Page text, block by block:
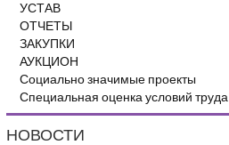
УСТАВ
ОТЧЕТЫ
ЗАКУПКИ
АУКЦИОН
Социально значимые проекты
Специальная оценка условий труда
НОВОСТИ